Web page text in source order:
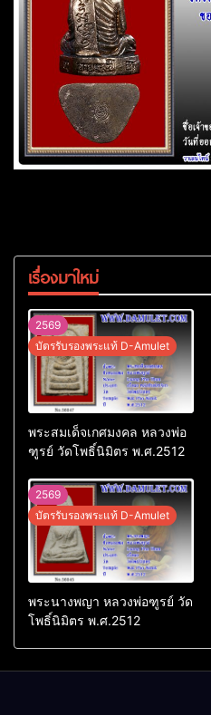
เรื่องมาใหม่
2569
บัตรรับรองพระแท้ D-Amulet
พระสมเด็จเกศมงคล หลวงพ่อ
ฑูรย์ วัดโพธิ์นิมิตร พ.ศ.2512
2569
บัตรรับรองพระแท้ D-Amulet
พระนางพญา หลวงพ่อฑูรย์ วัด
โพธิ์นิมิตร พ.ศ.2512